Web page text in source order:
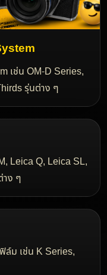
เช่น OM-D Series,
รุ่นต่าง ๆ